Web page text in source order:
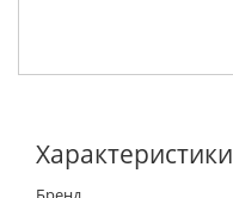
Характеристики